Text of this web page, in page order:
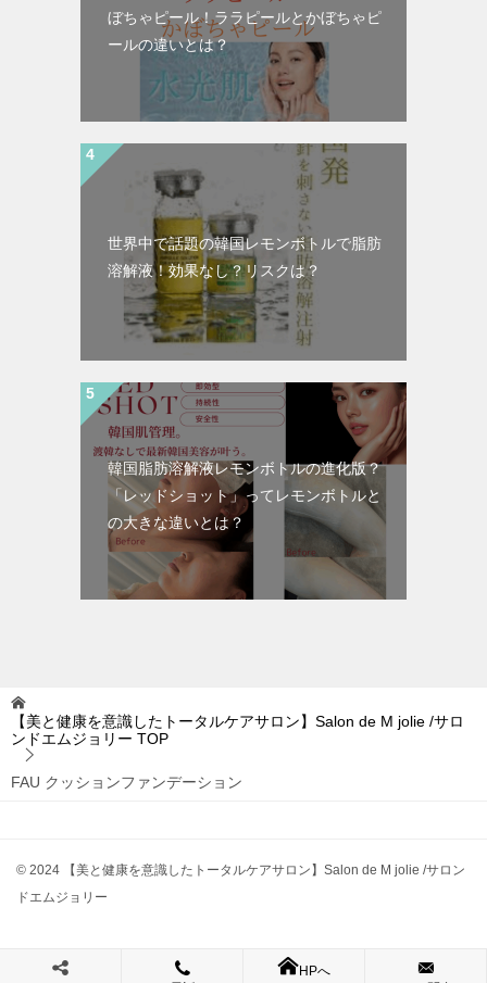
ぼちゃピール！ララピールとかぼちゃピ
ールの違いとは？
世界中で話題の韓国レモンボトルで脂肪
溶解液！効果なし？リスクは？
韓国脂肪溶解液レモンボトルの進化版？
「レッドショット」ってレモンボトルと
の大きな違いとは？
【美と健康を意識したトータルケアサロン】Salon de M jolie /サロ
ンドエムジョリー TOP
FAU クッションファンデーション
© 2024 【美と健康を意識したトータルケアサロン】Salon de M jolie /サロン
ドエムジョリー
HPへ